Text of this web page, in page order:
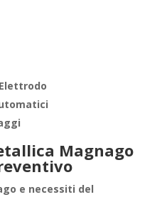
Magnago
e necessiti del